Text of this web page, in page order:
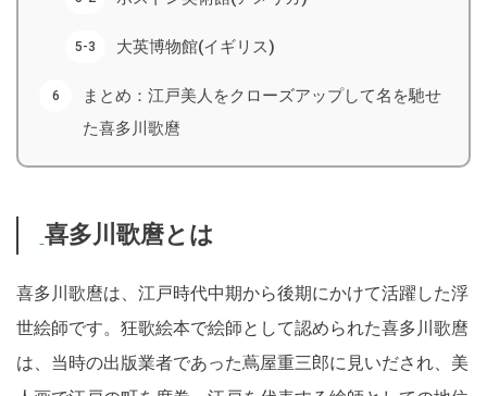
大英博物館(イギリス)
まとめ：江戸美人をクローズアップして名を馳せ
た喜多川歌麿
喜多川歌麿とは
喜多川歌麿は、江戸時代中期から後期にかけて活躍した浮
世絵師です。狂歌絵本で絵師として認められた喜多川歌麿
は、当時の出版業者であった蔦屋重三郎に見いだされ、美